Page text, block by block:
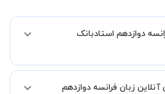
دوازدهم استادبانک
جلسه تمامی موارد لازم برای برگزاری
زبان فرانسه دوازدهم